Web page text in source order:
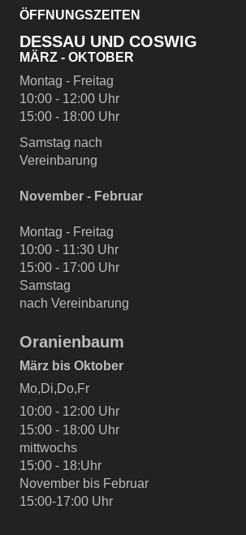
ÖFFNUNGSZEITEN
DESSAU UND COSWIG
MÄRZ - OKTOBER
Montag - Freitag
10:00 - 12:00 Uhr
15:00 - 18:00 Uhr
Samstag nach
Vereinbarung
November - Februar
Montag - Freitag
10:00 - 11:30 Uhr
15:00 - 17:00 Uhr
Samstag
nach Vereinbarung
Oranienbaum
März bis Oktober
Mo,Di,Do,Fr
10:00 - 12:00 Uhr
15:00 - 18:00 Uhr
mittwochs
15:00 - 18:Uhr
November bis Februar
15:00-17:00 Uhr